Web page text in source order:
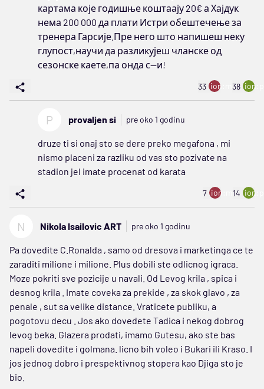
картама које годишње коштаају 20€ а Хајдук
нема 200 000 да плати Истри обештечење за
тренера Гарсије.Пре него што напишеш неку
глупост,научи да разликујеш чланске од
сезонске каете,па онда с--и!
33 ion:minus
38
P provaljen si pre oko 1 godinu
druze ti si onaj sto se dere preko megafona , mi
nismo placeni za razliku od vas sto pozivate na
stadion jel imate procenat od karata
7 ion:minus
14
N Nikola Isailovic ART pre oko 1 godinu
Pa dovedite C.Ronalda , samo od dresova i marketinga ce te
zaraditi milione i milione. Plus dobili ste odlicnog igraca.
Moze pokriti sve pozicije u navali. Od Levog krila , spica i
desnog krila . Imate coveka za prekide , za skok glavo , za
penale , sut sa velike distance. Vraticete publiku, a
pogotovu decu . Jos ako dovedete Tadica i nekog dobrog
levog beka. Glazera prodati, imamo Gutesu, ako ste bas
napeli dovedite i golmana. licno bih voleo i Bukari ili Kraso. I
jos jednog dobro i prespektivnog stopera kao Djiga sto je
bio.